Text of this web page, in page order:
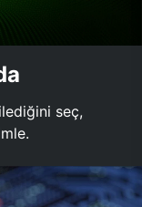
seç,